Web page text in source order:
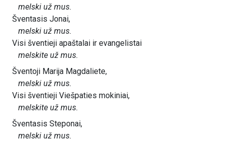
melski už mus.
Šventasis Jonai,
melski už mus.
Visi šventieji apaštalai ir evangelistai
melskite už mus.
Šventoji Marija Magdaliete,
melski už mus.
Visi šventieji Viešpaties mokiniai,
melskite už mus.
Šventasis Steponai,
melski už mus.